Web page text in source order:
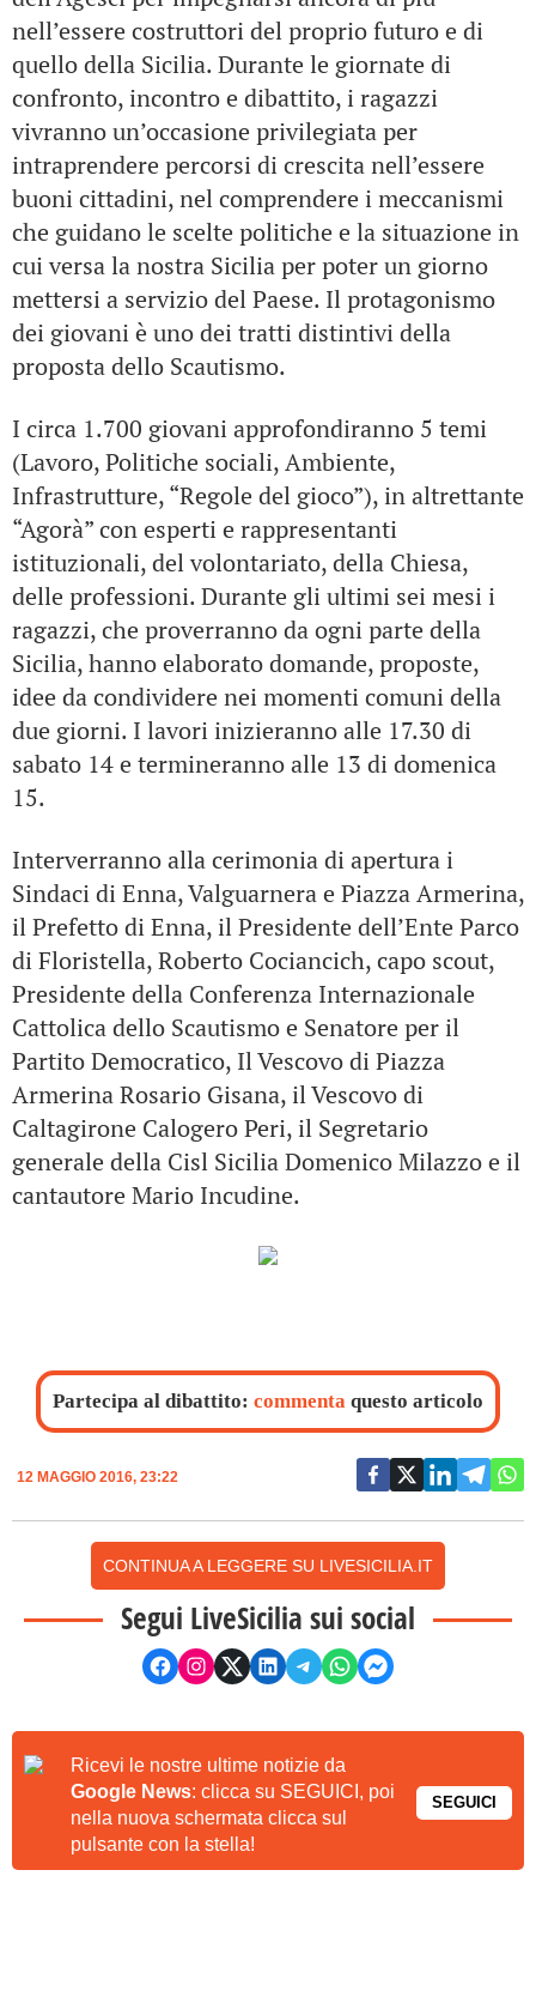
nell’essere costruttori del proprio futuro e di
quello della Sicilia. Durante le giornate di
confronto, incontro e dibattito, i ragazzi
vivranno un’occasione privilegiata per
intraprendere percorsi di crescita nell’essere
buoni cittadini, nel comprendere i meccanismi
che guidano le scelte politiche e la situazione in
cui versa la nostra Sicilia per poter un giorno
mettersi a servizio del Paese. Il protagonismo
dei giovani è uno dei tratti distintivi della
proposta dello Scautismo.
I circa 1.700 giovani approfondiranno 5 temi
(Lavoro, Politiche sociali, Ambiente,
Infrastrutture, “Regole del gioco”), in altrettante
“Agorà” con esperti e rappresentanti
istituzionali, del volontariato, della Chiesa,
delle professioni. Durante gli ultimi sei mesi i
ragazzi, che proverranno da ogni parte della
Sicilia, hanno elaborato domande, proposte,
idee da condividere nei momenti comuni della
due giorni. I lavori inizieranno alle 17.30 di
sabato 14 e termineranno alle 13 di domenica
15.
Interverranno alla cerimonia di apertura i
Sindaci di Enna, Valguarnera e Piazza Armerina,
il Prefetto di Enna, il Presidente dell’Ente Parco
di Floristella,Roberto Cociancich, capo scout,
Presidente della Conferenza Internazionale
Cattolica dello Scautismo e Senatore per il
Partito Democratico, Il Vescovo di Piazza
Armerina Rosario Gisana, il Vescovo di
Caltagirone Calogero Peri, il Segretario
generale della Cisl Sicilia Domenico Milazzo e il
cantautore Mario Incudine.
Partecipa al dibattito: commenta questo articolo
12 MAGGIO 2016, 23:22
CONTINUA A LEGGERE SU LIVESICILIA.IT
Segui LiveSicilia sui social
Ricevi le nostre ultime notizie da
Google News: clicca su SEGUICI, poi
nella nuova schermata clicca sul
pulsante con la stella!
SEGUICI